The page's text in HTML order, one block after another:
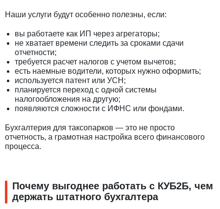
Наши услуги будут особенно полезны, если:
вы работаете как ИП через агрегаторы;
не хватает времени следить за сроками сдачи
отчетности;
требуется расчет налогов с учетом вычетов;
есть наемные водители, которых нужно оформить;
используется патент или УСН;
планируется переход с одной системы
налогообложения на другую;
появляются сложности с ИФНС или фондами.
Бухгалтерия для таксопарков — это не просто
отчетность, а грамотная настройка всего финансового
процесса.
Почему выгоднее работать с КУБ2Б, чем
держать штатного бухгалтера